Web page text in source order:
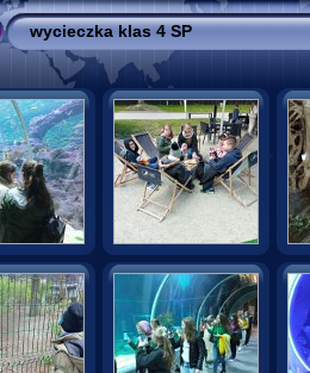
wycieczka klas 4 SP